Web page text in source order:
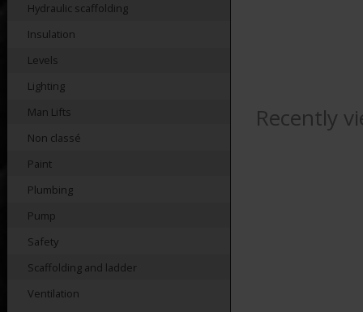
Hydraulic scaffolding
Insulation
Levels
Lighting
Man Lifts
Non classé
Paint
Plumbing
Pump
Safety
Scaffolding and ladder
Ventilation
Recently